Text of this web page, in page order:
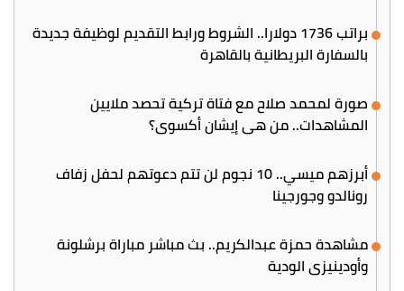
براتب 1736 دولارا.. الشروط ورابط التقديم لوظيفة جديدة
بالسفارة البريطانية بالقاهرة
صورة لمحمد صلاح مع فتاة تركية تحصد ملايين
المشاهدات.. من هي إيشان أكسوي؟
أبرزهم ميسي.. 10 نجوم لن تتم دعوتهم لحفل زفاف
رونالدو وجورجينا
مشاهدة حمزة عبدالكريم.. بث مباشر مباراة برشلونة
وأودينيزي الودية